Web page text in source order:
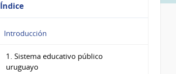
Índice
Introducción
1. Sistema educativo público
uruguayo